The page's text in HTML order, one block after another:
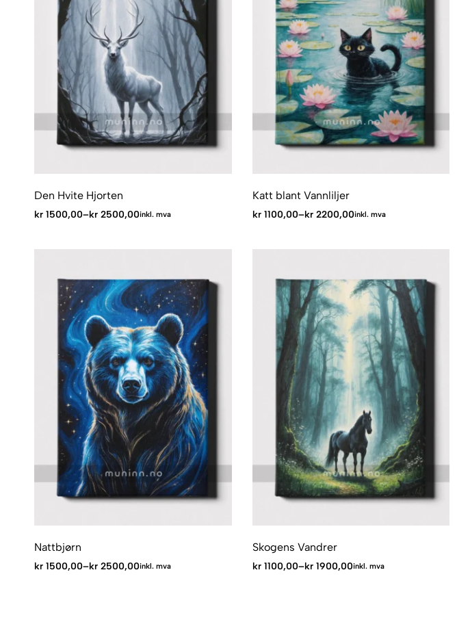
Den Hvite Hjorten
kr 1500,00–kr 2500,00inkl. mva
Katt blant Vannliljer
kr1100,00–kr2200,00inkl. mva
Nattbjørn
kr 1500,00–kr 2500,00inkl. mva
Skogens Vandrer
kr1100,00–kr1900,00inkl. mva